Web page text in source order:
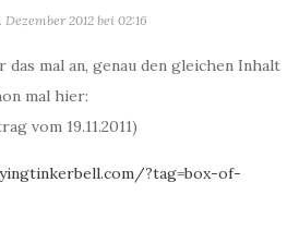
Dezember 2012 bei 02:16
das mal an, genau den gleichen Inhalt
mal hier:
vom 19.11.2011)
?tag=box-of-